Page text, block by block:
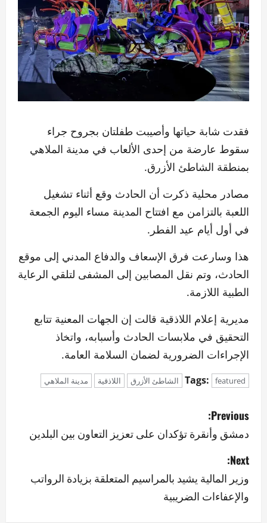
فقدت شابة حياتها وأصيبت طفلتان بجروح جراء
سقوط عارضة من إحدى الألعاب في مدينة الملاهي
بمنطقة الشاطئ الأزرق.
مصادر محلية ذكرت أن الحادث وقع أثناء تشغيل
اللعبة بالتزامن مع افتتاح المدينة مساء اليوم الجمعة
في أول أيام عيد الفطر.
هذا وسارعت فرق الإسعاف والدفاع المدني إلى موقع
الحادث، وتم نقل المصابين إلى المشفى لتلقي الرعاية
الطبية اللازمة.
مديرية إعلام اللاذقية قالت إن الجهات المعنية تتابع
التحقيق في ملابسات الحادث وأسبابه، واتخاذ
الإجراءات الضرورية لضمان السلامة العامة.
Tags: featured الشاطئ الأزرق اللاذقية مدينة الملاهي
P
o
s
t
n
Previous:
دمشق وأنقرة تؤكدان على تعزيز التعاون بين البلدين
Next:
وزير المالية يشيد بالمراسيم المتعلقة بزيادة الرواتب
والإعفاءات الضريبية